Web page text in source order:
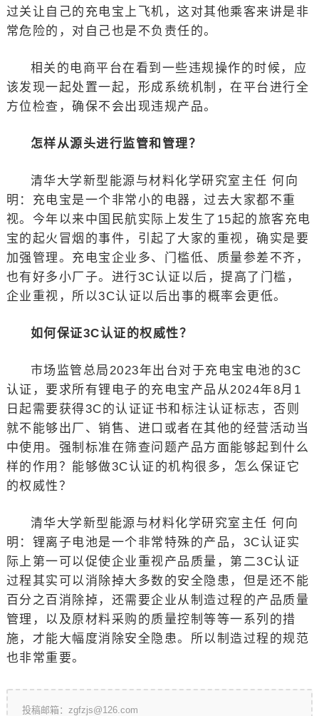
过关让自己的充电宝上飞机，这对其他乘客来讲是非
常危险的，对自己也是不负责任的。
相关的电商平台在看到一些违规操作的时候，应
该发现一起处置一起，形成系统机制，在平台进行全
方位检查，确保不会出现违规产品。
怎样从源头进行监管和管理？
清华大学新型能源与材料化学研究室主任 何向
明：充电宝是一个非常小的电器，过去大家都不重
视。今年以来中国民航实际上发生了15起的旅客充电
宝的起火冒烟的事件，引起了大家的重视，确实是要
加强管理。充电宝企业多、门槛低、质量参差不齐，
也有好多小厂子。进行3C认证以后，提高了门槛，
企业重视，所以3C认证以后出事的概率会更低。
如何保证3C认证的权威性？
市场监管总局2023年出台对于充电宝电池的3C
认证，要求所有锂电子的充电宝产品从2024年8月1
日起需要获得3C的认证证书和标注认证标志，否则
就不能够出厂、销售、进口或者在其他的经营活动当
中使用。强制标准在筛查问题产品方面能够起到什么
样的作用？能够做3C认证的机构很多，怎么保证它
的权威性？
清华大学新型能源与材料化学研究室主任 何向
明：锂离子电池是一个非常特殊的产品，3C认证实
际上第一可以促使企业重视产品质量，第二3C认证
过程其实可以消除掉大多数的安全隐患，但是还不能
百分之百消除掉，还需要企业从制造过程的产品质量
管理，以及原材料采购的质量控制等等一系列的措
施，才能大幅度消除安全隐患。所以制造过程的规范
也非常重要。
投稿邮箱：zgfzjs@126.com